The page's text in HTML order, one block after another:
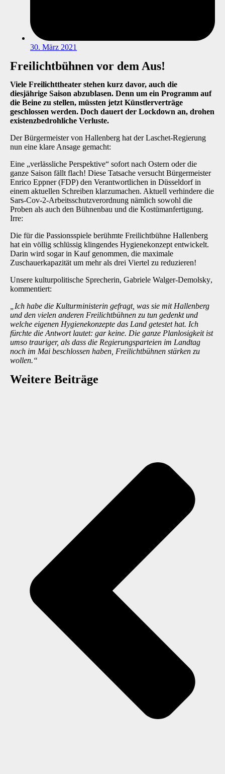
30. März 2021
Freilichtbühnen vor dem Aus!
Viele Freilichttheater stehen kurz davor, auch die
diesjährige Saison abzublasen. Denn um ein Programm auf
die Beine zu stellen, müssten jetzt Künstlerverträge
geschlossen werden. Doch dauert der Lockdown an, drohen
existenzbedrohliche Verluste.
Der Bürgermeister von Hallenberg hat der Laschet-Regierung
nun eine klare Ansage gemacht:
Eine „verlässliche Perspektive“ sofort nach Ostern oder die
ganze Saison fällt flach! Diese Tatsache versucht Bürgermeister
Enrico Eppner (FDP) den Verantwortlichen in Düsseldorf in
einem aktuellen Schreiben klarzumachen. Aktuell verhindere die
Sars-Cov-2-Arbeitsschutzverordnung nämlich sowohl die
Proben als auch den Bühnenbau und die Kostümanfertigung.
Irre:
Die für die Passionsspiele berühmte Freilichtbühne Hallenberg
hat ein völlig schlüssig klingendes Hygienekonzept entwickelt.
Darin wird sogar in Kauf genommen, die maximale
Zuschauerkapazität um mehr als drei Viertel zu reduzieren!
Unsere kulturpolitische Sprecherin, Gabriele Walger-Demolsky,
kommentiert:
„Ich habe die Kulturministerin gefragt, was sie mit Hallenberg
und den vielen anderen Freilichtbühnen zu tun gedenkt und
welche eigenen Hygienekonzepte das Land getestet hat. Ich
fürchte die Antwort lautet: gar keine. Die ganze Planlosigkeit ist
umso trauriger, als dass die Regierungsparteien im Landtag
noch im Mai beschlossen haben, Freilichtbühnen stärken zu
wollen.“
Weitere Beiträge